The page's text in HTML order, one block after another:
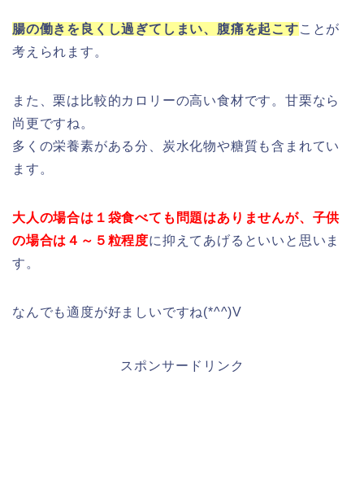
腸の働きを良くし過ぎてしまい、腹痛を起こすことが
考えられます。
また、栗は比較的カロリーの高い食材です。甘栗なら
尚更ですね。
多くの栄養素がある分、炭水化物や糖質も含まれてい
ます。
大人の場合は１袋食べても問題はありませんが、子供
の場合は４～５粒程度に抑えてあげるといいと思いま
す。
なんでも適度が好ましいですね(*^^)V
スポンサードリンク